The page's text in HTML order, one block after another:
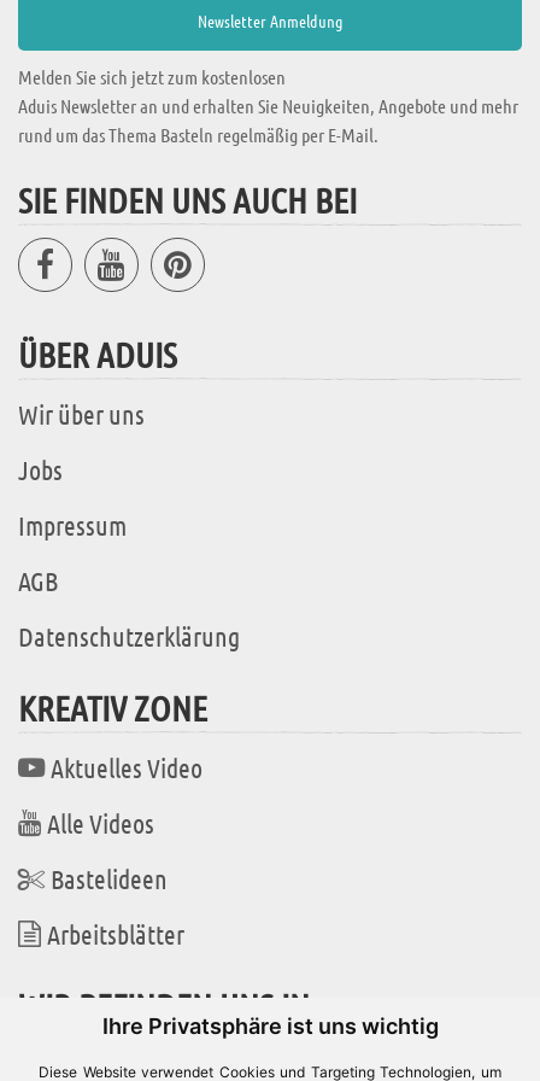
Ihre Privatsphäre ist uns wichtig
Diese Website verwendet Cookies und Targeting Technologien, um
Melden Sie sich jetzt zum kostenlosen
Aduis Newsletter an und erhalten Sie Neuigkeiten, Angebote und mehr
rund um das Thema Basteln regelmäßig per E-Mail.
SIE FINDEN UNS AUCH BEI
ÜBER ADUIS
Wir über uns
Jobs
Impressum
AGB
Datenschutzerklärung
KREATIV ZONE
Aktuelles Video
Alle Videos
Bastelideen
Arbeitsblätter
WIR BEFINDEN UNS IN